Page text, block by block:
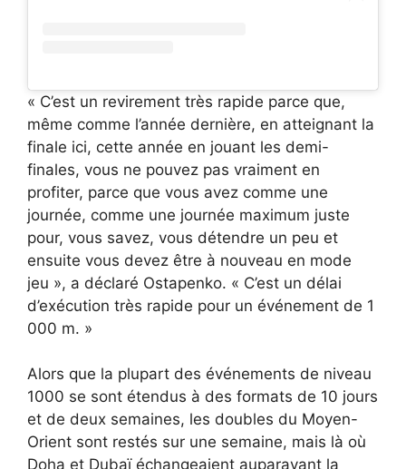
« C’est un revirement très rapide parce que,
même comme l’année dernière, en atteignant la
finale ici, cette année en jouant les demi-
finales, vous ne pouvez pas vraiment en
profiter, parce que vous avez comme une
journée, comme une journée maximum juste
pour, vous savez, vous détendre un peu et
ensuite vous devez être à nouveau en mode
jeu », a déclaré Ostapenko. « C’est un délai
d’exécution très rapide pour un événement de 1
000 m. »
Alors que la plupart des événements de niveau
1000 se sont étendus à des formats de 10 jours
et de deux semaines, les doubles du Moyen-
Orient sont restés sur une semaine, mais là où
Doha et Dubaï échangeaient auparavant la